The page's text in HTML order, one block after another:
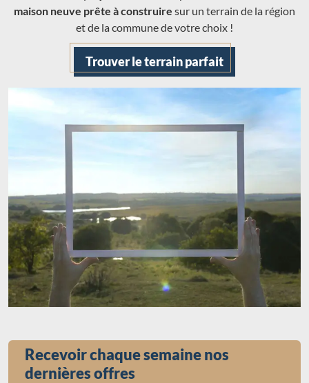
maison neuve prête à construire sur un terrain de la région
et de la commune de votre choix !
Trouver le terrain parfait
Recevoir chaque semaine nos
dernières offres